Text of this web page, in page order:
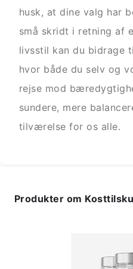
husk, at dine valg har
små skridt i retning af
livsstil kan du bidrage
hvor både du selv og
rejse mod
sundere, mere
tilværelse for os alle.
Produkter om